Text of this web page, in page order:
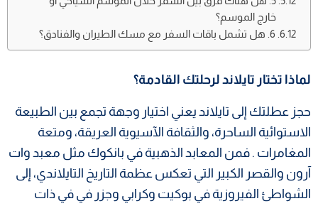
خارج الموسم؟
6. هل تشمل باقات السفر مع مسك الطيران والفنادق؟
لماذا تختار تايلاند لرحلتك القادمة؟
حجز عطلتك إلى تايلاند يعني اختيار وجهة تجمع بين الطبيعة
الاستوائية الساحرة، والثقافة الآسيوية العريقة، ومتعة
المغامرات . فمن المعابد الذهبية في بانكوك مثل معبد وات
آرون والقصر الكبير التي تعكس عظمة التاريخ التايلاندي، إلى
الشواطئ الفيروزية في بوكيت وكرابي وجزر في في ذات